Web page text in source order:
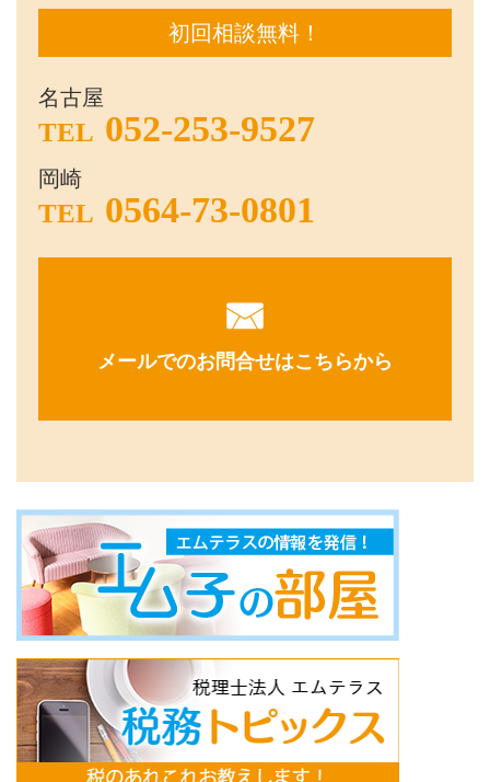
初回相談無料！
名古屋
TEL 052-253-9527
岡崎
TEL 0564-73-0801
メールでのお問合せはこちらから